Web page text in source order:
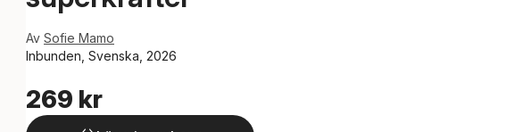
Av Sofie Mamo
Inbunden, Svenska, 2026
269 kr